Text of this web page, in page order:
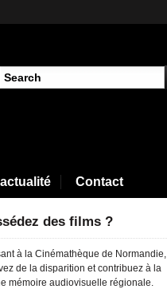
Contact
des films ?
à la Cinémathèque de Normandie,
de la disparition et contribuez à la
mémoire audiovisuelle régionale.